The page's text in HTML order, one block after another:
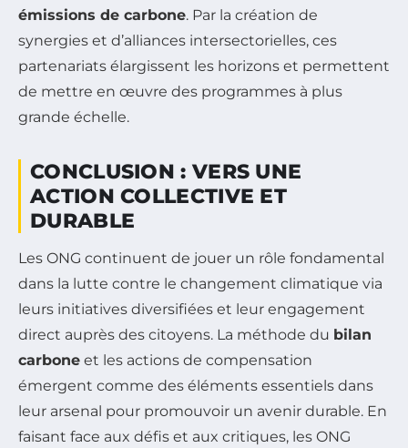
émissions de carbone. Par la création de
synergies et d’alliances intersectorielles, ces
partenariats élargissent les horizons et permettent
de mettre en œuvre des programmes à plus
grande échelle.
CONCLUSION : VERS UNE
ACTION COLLECTIVE ET
DURABLE
Les ONG continuent de jouer un rôle fondamental
dans la lutte contre le changement climatique via
leurs initiatives diversifiées et leur engagement
direct auprès des citoyens. La méthode du bilan
carbone et les actions de compensation
émergent comme des éléments essentiels dans
leur arsenal pour promouvoir un avenir durable. En
faisant face aux défis et aux critiques, les ONG